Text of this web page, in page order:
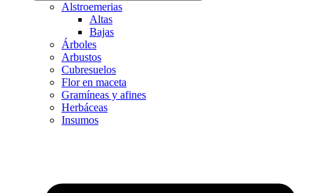
Alstroemerias
Altas
Bajas
Árboles
Arbustos
Cubresuelos
Flor en maceta
Gramíneas y afines
Herbáceas
Insumos